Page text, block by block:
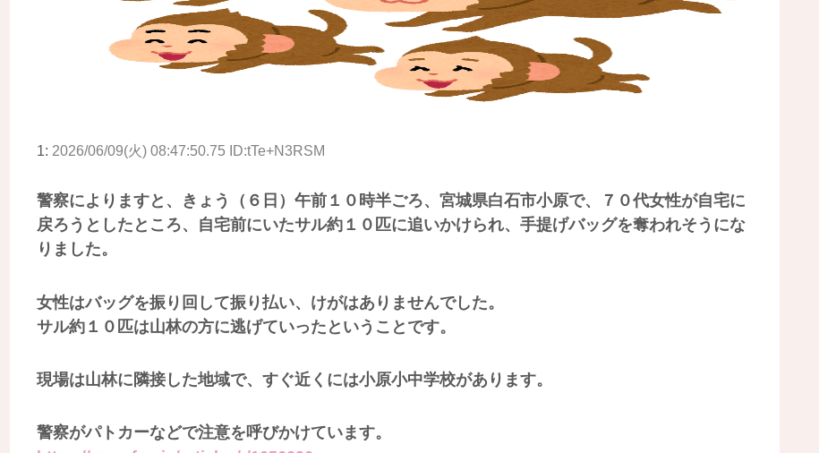
1: 2026/06/09(火) 08:47:50.75 ID:tTe+N3RSM
警察によりますと、きょう（６日）午前１０時半ごろ、宮城県白石市小原で、７０代女性が自宅に
戻ろうとしたところ、自宅前にいたサル約１０匹に追いかけられ、手提げバッグを奪われそうにな
りました。
女性はバッグを振り回して振り払い、けがはありませんでした。
サル約１０匹は山林の方に逃げていったということです。
現場は山林に隣接した地域で、すぐ近くには小原小中学校があります。
警察がパトカーなどで注意を呼びかけています。